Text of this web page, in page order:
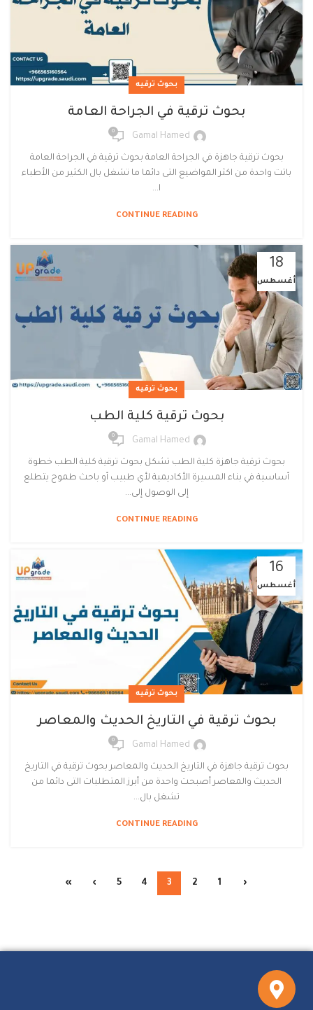
بحوث ترقيه
بحوث ترقية في الجراحة العامة
Gamal Hamed
0
بحوث ترقية جاهزة في الجراحة العامة بحوث ترقية في الجراحة العامة
باتت واحدة من اكثر المواضيع التى دائما ما تشغل بال الكثير من الأطباء
ا...
CONTINUE READING
18
أغسطس
بحوث ترقيه
بحوث ترقية كلية الطب
Gamal Hamed
0
بحوث ترقية جاهزة كلية الطب تشكل بحوث ترقية كلية الطب خطوة
أساسية في بناء المسيرة الأكاديمية لأي طبيب أو باحث طموح يتطلع
إلى الوصول إلى...
CONTINUE READING
16
أغسطس
بحوث ترقيه
بحوث ترقية في التاريخ الحديث والمعاصر
Gamal Hamed
0
بحوث ترقية جاهزة في التاريخ الحديث والمعاصر بحوث ترقية في التاريخ
الحديث والمعاصر أصبحت واحدة من أبرز المتطلبات التى دائما من
تشغل بال...
CONTINUE READING
‹
1
2
3
4
5
›
»